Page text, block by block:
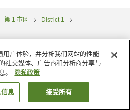
第 1 市区
District 1
搜索客房
用户体验，并分析我们网站的性能
社交媒体、广告商和分析商分享与
。
隐私政策
信息 接受所有